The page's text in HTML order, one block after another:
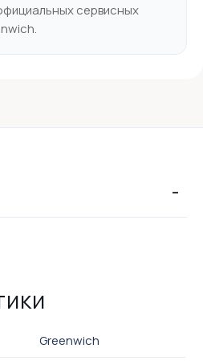
сервисных
-
Greenwich